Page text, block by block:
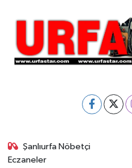
Şanlıurfa Nöbetçi
Eczaneler